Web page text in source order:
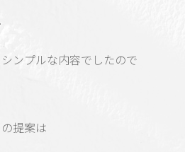
ンプルな内容でしたので
提案は